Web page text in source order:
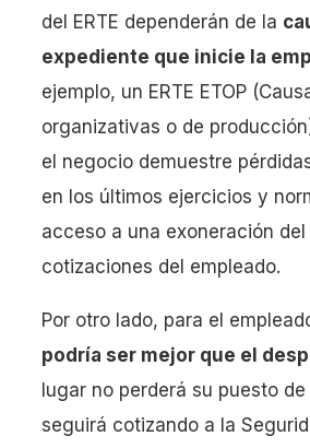
del ERTE dependerán de la
expediente que inicie la
ejemplo, un ERTE ETOP
organizativas o de
el negocio demuestre
en los últimos ejercicios y
acceso a una exoneración
cotizaciones del empleado.
Por otro lado, para el
podría ser mejor que el
lugar no perderá su puesto
seguirá cotizando a la